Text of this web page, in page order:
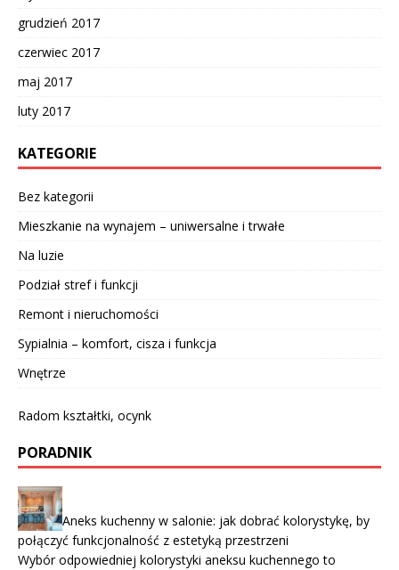
grudzień 2017
czerwiec 2017
maj 2017
luty 2017
KATEGORIE
Bez kategorii
Mieszkanie na wynajem – uniwersalne i trwałe
Na luzie
Podział stref i funkcji
Remont i nieruchomości
Sypialnia – komfort, cisza i funkcja
Wnętrze
Radom kształtki, ocynk
PORADNIK
Aneks kuchenny w salonie: jak dobrać kolorystykę, by
połączyć funkcjonalność z estetyką przestrzeni
Wybór odpowiedniej kolorystyki aneksu kuchennego to